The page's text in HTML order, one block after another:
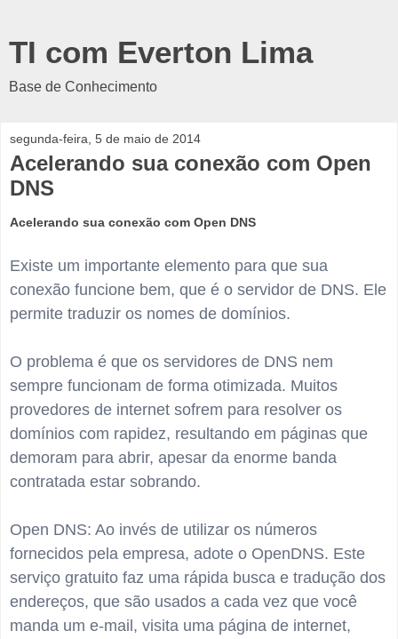
TI com Everton Lima
Base de Conhecimento
segunda-feira, 5 de maio de 2014
Acelerando sua conexão com Open
DNS
Acelerando sua conexão com Open DNS
Existe um importante elemento para que sua
conexão funcione bem, que é o servidor de DNS. Ele
permite traduzir os nomes de domínios.
O problema é que os servidores de DNS nem
sempre funcionam de forma otimizada. Muitos
provedores de internet sofrem para resolver os
domínios com rapidez, resultando em páginas que
demoram para abrir, apesar da enorme banda
contratada estar sobrando.
Open DNS: Ao invés de utilizar os números
fornecidos pela empresa, adote o OpenDNS. Este
serviço gratuito faz uma rápida busca e tradução dos
endereços, que são usados a cada vez que você
manda um e-mail, visita uma página de internet,